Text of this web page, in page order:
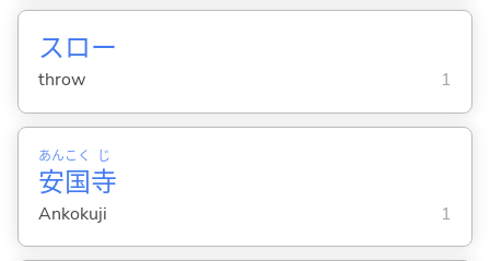
スロー
throw 1
安
あん
国
こく
寺
じ
Ankokuji 1